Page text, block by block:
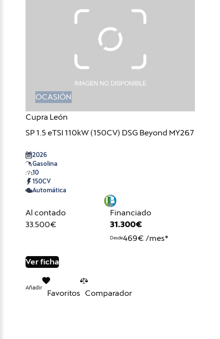
OCASIÓN
Cupra León
SP 1.5 eTSI 110kW (150CV) DSG Beyond MY26.7
2026
Gasolina
10
150CV
Automática
Al contado
33.500€
Financiado
31.300€
Desde469€ /mes*
Ver ficha
Añadir
Favoritos Comparador